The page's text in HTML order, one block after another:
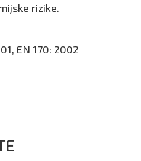
rizike.
EN 170: 2002